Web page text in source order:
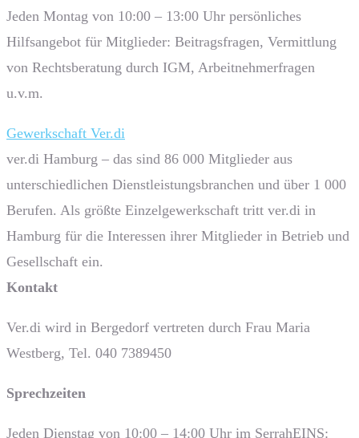
Jeden Montag von 10:00 – 13:00 Uhr persönliches
Hilfsangebot für Mitglieder: Beitragsfragen, Vermittlung
von Rechtsberatung durch IGM, Arbeitnehmerfragen
u.v.m.
Gewerkschaft Ver.di
ver.di Hamburg – das sind 86 000 Mitglieder aus
unterschiedlichen Dienstleistungsbranchen und über 1 000
Berufen. Als größte Einzelgewerkschaft tritt ver.di in
Hamburg für die Interessen ihrer Mitglieder in Betrieb und
Gesellschaft ein.
Kontakt
Ver.di wird in Bergedorf vertreten durch Frau Maria
Westberg, Tel. 040 7389450
Sprech­zeiten
Jeden Dienstag von 10:00 – 14:00 Uhr im SerrahEINS: